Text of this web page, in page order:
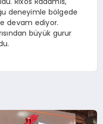
deneyimle bölgede
devam ediyor.
büyük gurur